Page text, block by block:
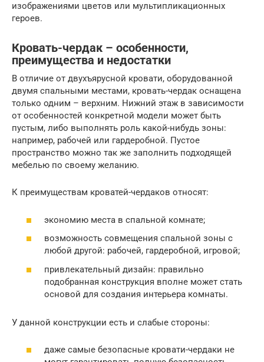
изображениями цветов или мультипликационных
героев.
Кровать-чердак – особенности,
преимущества и недостатки
В отличие от двухъярусной кровати, оборудованной
двумя спальными местами, кровать-чердак оснащена
только одним – верхним. Нижний этаж в зависимости
от особенностей конкретной модели может быть
пустым, либо выполнять роль какой-нибудь зоны:
например, рабочей или гардеробной. Пустое
пространство можно так же заполнить подходящей
мебелью по своему желанию.
К преимуществам кроватей-чердаков относят:
экономию места в спальной комнате;
возможность совмещения спальной зоны с
любой другой: рабочей, гардеробной, игровой;
привлекательный дизайн: правильно
подобранная конструкция вполне может стать
основой для создания интерьера комнаты.
У данной конструкции есть и слабые стороны:
даже самые безопасные кровати-чердаки не